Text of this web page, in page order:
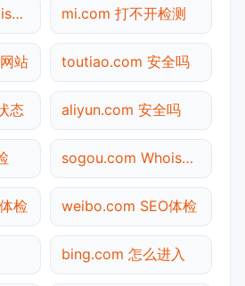
github.com Whois查询 mi.com 打不开检测
站 toutiao.com 安全吗
态 aliyun.com 安全吗
sogou.com Whois查询
检 weibo.com SEO体检
bing.com 怎么进入